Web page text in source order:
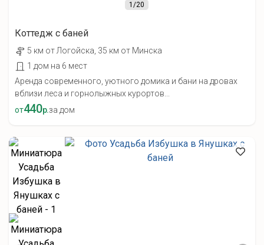
1/20
Коттедж с баней
5 км от Лoгойcка, 35 км от Минска
1 дом на 6 мест
Аренда современного, уютного домика и бани на дровах
вблизи леса и горнолыжных курортов...
от440р.за дом